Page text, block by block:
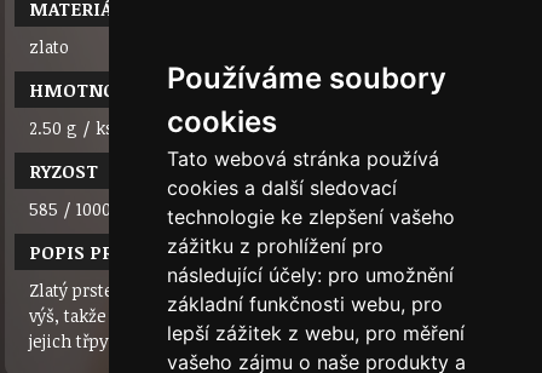
Používáme soubory
cookies
Tato webová stránka používá
cookies a další sledovací
technologie ke zlepšení vašeho
zážitku z prohlížení pro
následující účely: pro umožnění
základní funkčnosti webu, pro
lepší zážitek z webu, pro měření
vašeho zájmu o naše produkty a
MATERIÁL
zlato
HMOTNOST
2.50 g / ks
RYZOST
585 / 1000 (14 karátů)
POPIS PRODUKTU
Zlatý prsten se 3 kameny, které jsou v korunce posazeny
výš, takže ke kamenům jde světlo i zespodu. Tím se zvyšuje
jejich třpyt. Krásný zásnubní prsten.